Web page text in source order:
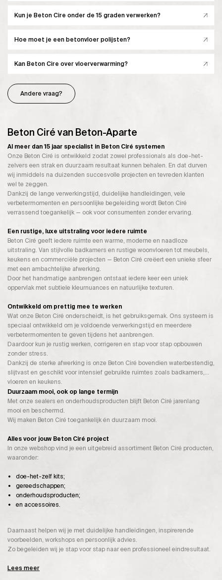
Kun je Beton Cire onder de 15 graden verwerken?
Hoe moet je een betonvloer polijsten?
Kan Beton Cire over vloerverwarming?
Andere vraag?
Beton Ciré van Beton-Aparte
Al meer dan 15 jaar specialist in Beton Ciré systemen
Onze Beton Ciré is ontwikkeld zodat zowel professionals als doe-het-
zelvers een strak en duurzaam resultaat kunnen behalen. En dat durven
wij inmiddels na duizenden succesvolle projecten en tevreden klanten
wel te zeggen.
Dankzij de lange verwerkingstijd, duidelijke handleidingen, vele
verbetermomenten en persoonlijke begeleiding wordt Beton Ciré
verrassend toegankelijk — ook voor consumenten zonder ervaring.
Een rustige, luxe uitstraling voor iedere ruimte
Beton Ciré geeft iedere ruimte een warme, moderne en naadloze
uitstraling. Van stijlvolle badkamers en rustige woonvloeren tot meubels,
keukens en commerciële projecten — Beton Ciré creëert een unieke sfeer
met een ambachtelijke afwerking.
Door het handmatige aanbrengen ontstaat iedere keer een uniek
oppervlak met subtiele kleurnuances en natuurlijke texturen.
Ontwikkeld om prettig mee te werken
Wat onze Beton Ciré onderscheidt, is het gebruiksgemak. Ons systeem is
speciaal ontwikkeld om je voldoende verwerkingstijd en meerdere
verbetermomenten te geven tijdens het aanbrengen.
Daardoor kun je rustig werken, corrigeren en stap voor stap opbouwen
zonder stress.
Dankzij de sterke afwerking is onze Beton Ciré bovendien waterbestendig,
slijtvast en geschikt voor intensief gebruikte ruimtes zoals badkamers,
vloeren en keukens.
Duurzaam mooi, ook op lange termijn
Met onze sealers en onderhoudsproducten blijft Beton Ciré jarenlang
mooi en beschermd.
Wij maken Beton Ciré toegankelijk én duurzaam mooi.
Alles voor jouw Beton Ciré project
In onze webshop vind je een uitgebreid assortiment Beton Ciré producten,
waaronder:
doe-het-zelf kits;
gereedschappen;
onderhoudsproducten;
en accessoires.
Daarnaast helpen wij je met duidelijke handleidingen, inspirerende
voorbeelden, workshops en persoonlijk advies.
Zo begeleiden wij je stap voor stap naar een professioneel eindresultaat.
Lees meer